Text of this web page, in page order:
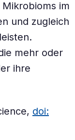
im
und zugleich
mehr oder
ihre
doi: